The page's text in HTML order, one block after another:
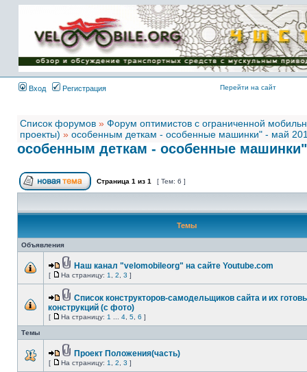
Имя пользователя:
Пароль:
{ LOG_ME_IN_SHORT
}
Вход
Регистрация Перейти на сайт
Список форумов » Форум оптимистов с ограниченной
проекты) » особенным деткам - особенные машинки" - май
особенным деткам - особенные
Страница 1 из 1 [ Тем: 6 ]
Темы
Объявления
Наш канал "velomobileorg" на сайте Youtube.com
[ На страницу: 1 2 3 ]
Список конструкторов-самодельщиков сайта и их
конструкций (с фото)
[ На страницу: 1 4 5 6 ]
Темы
Проект Положения(часть)
[ На страницу: 1 2 3 ]